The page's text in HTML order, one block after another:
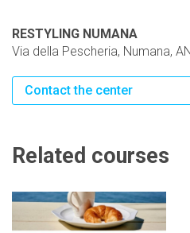
RESTYLING NUMANA
Via della Pescheria, Numana,
Contact the center
Related courses